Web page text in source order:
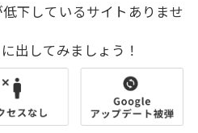
下しているサイトありませ
出してみましょう！